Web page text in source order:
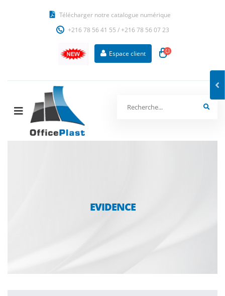
Télécharger notre catalogue numérique
+216 78 56 41 55 /+216 78 56 07 23
Espace client
EVIDENCE